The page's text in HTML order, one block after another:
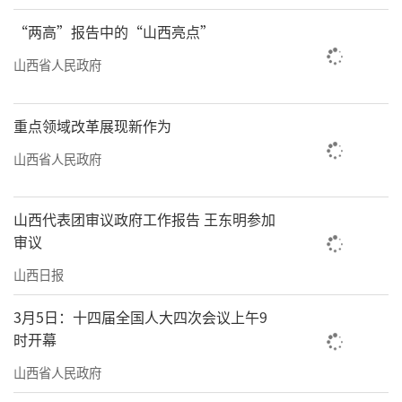
“两高”报告中的“山西亮点”
山西省人民政府
重点领域改革展现新作为
山西省人民政府
山西代表团审议政府工作报告 王东明参加
审议
山西日报
3月5日：十四届全国人大四次会议上午9
时开幕
山西省人民政府